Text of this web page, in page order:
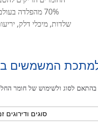
70% מהפלדה
שלדות, מיכלי דלק,
המשמשים
סוגים ודירוגים